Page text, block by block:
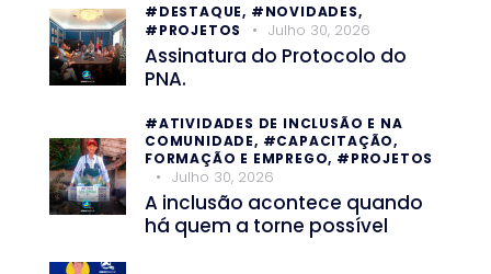
#DESTAQUE, #NOVIDADES,
#PROJETOS
Julho 30, 2026
Assinatura do Protocolo do
PNA.
#ATIVIDADES DE INCLUSÃO E NA
COMUNIDADE, #CAPACITAÇÃO,
FORMAÇÃO E EMPREGO, #PROJETOS
Julho 30, 2026
A inclusão acontece quando
há quem a torne possível